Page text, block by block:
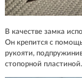
В качестве замка
Он крепится с
рукояти,
стопорной пластиной.